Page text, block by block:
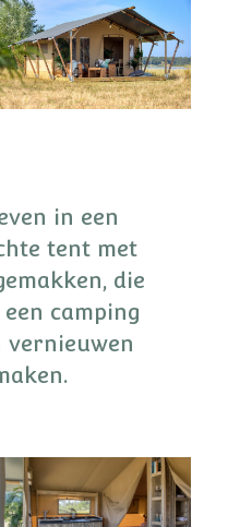
in een
tent met
die
camping